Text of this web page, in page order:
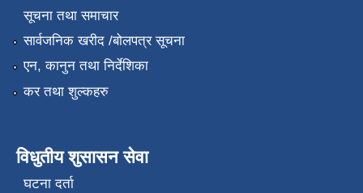
सूचना तथा समाचार
सार्वजनिक खरीद /बोलपत्र सूचना
एन, कानुन तथा निर्देशिका
कर तथा शुल्कहरु
विधुतीय शुसासन सेवा
घटना दर्ता